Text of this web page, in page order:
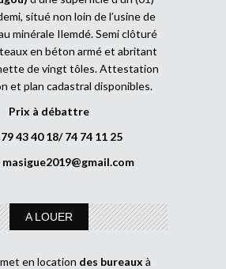
situé non loin de l’usine de
minérale Ilemdé. Semi clôturé
en béton armé et abritant
de vingt tôles. Attestation
et plan cadastral disponibles.
Prix à débattre
43 40 18/ 74 74 11 25
masigue2019@gmail.com
A LOUER
en location des bureaux à